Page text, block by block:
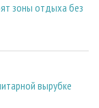
зоны отдыха без
вырубке